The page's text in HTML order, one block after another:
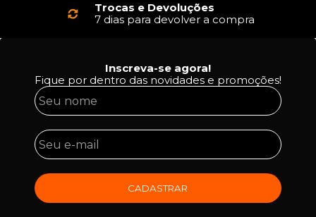
Trocas e Devoluções
7 dias para devolver a compra
Inscreva-se agora!
Fique por dentro das novidades e promoções!
CADASTRAR